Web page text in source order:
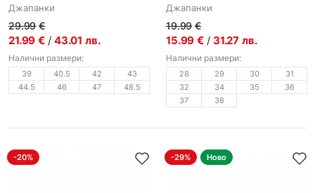
Джапанки
29.99 €
21.99 € / 43.01 лв.
Налични размери:
39 40.5 42
43
44.5
46 47 48.5
Джапанки
19.99 €
15.99 € / 31.27 лв.
Налични размери:
28 29 30
31
32
34 35
36
37
38
-20% -29% Ново